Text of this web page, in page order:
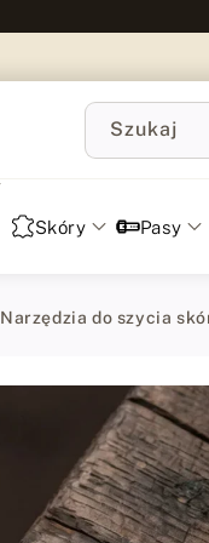
Szukaj
Skóry Pasy
Narzędzia do szycia